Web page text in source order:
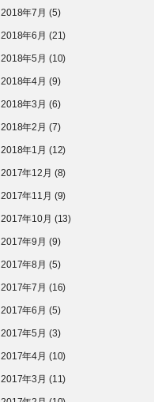
2018年7月 (5)
2018年6月 (21)
2018年5月 (10)
2018年4月 (9)
2018年3月 (6)
2018年2月 (7)
2018年1月 (12)
2017年12月 (8)
2017年11月 (9)
2017年10月 (13)
2017年9月 (9)
2017年8月 (5)
2017年7月 (16)
2017年6月 (5)
2017年5月 (3)
2017年4月 (10)
2017年3月 (11)